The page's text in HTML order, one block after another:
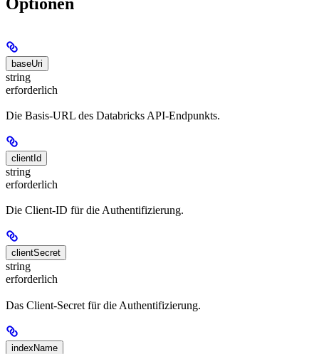
baseUri
string
erforderlich
Die Basis-URL des Databricks API-Endpunkts.
clientId
string
erforderlich
Die Client-ID für die Authentifizierung.
clientSecret
string
erforderlich
Das Client-Secret für die Authentifizierung.
indexName